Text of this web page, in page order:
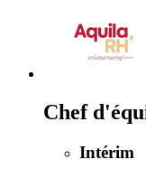
Chef
Intérim